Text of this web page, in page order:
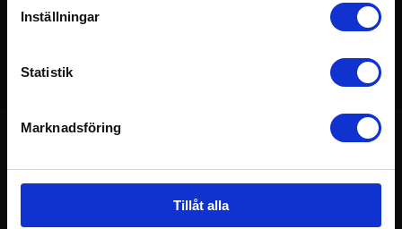
Inställningar
Statistik
Marknadsföring
Tillåt alla
09:03
Om övningen